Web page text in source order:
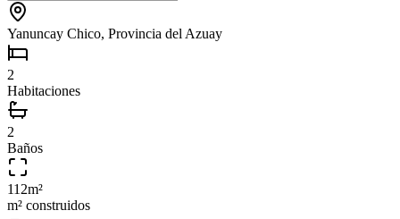
Yanuncay Chico, Provincia del Azuay
2
Habitaciones
2
Baños
112m²
m² construidos